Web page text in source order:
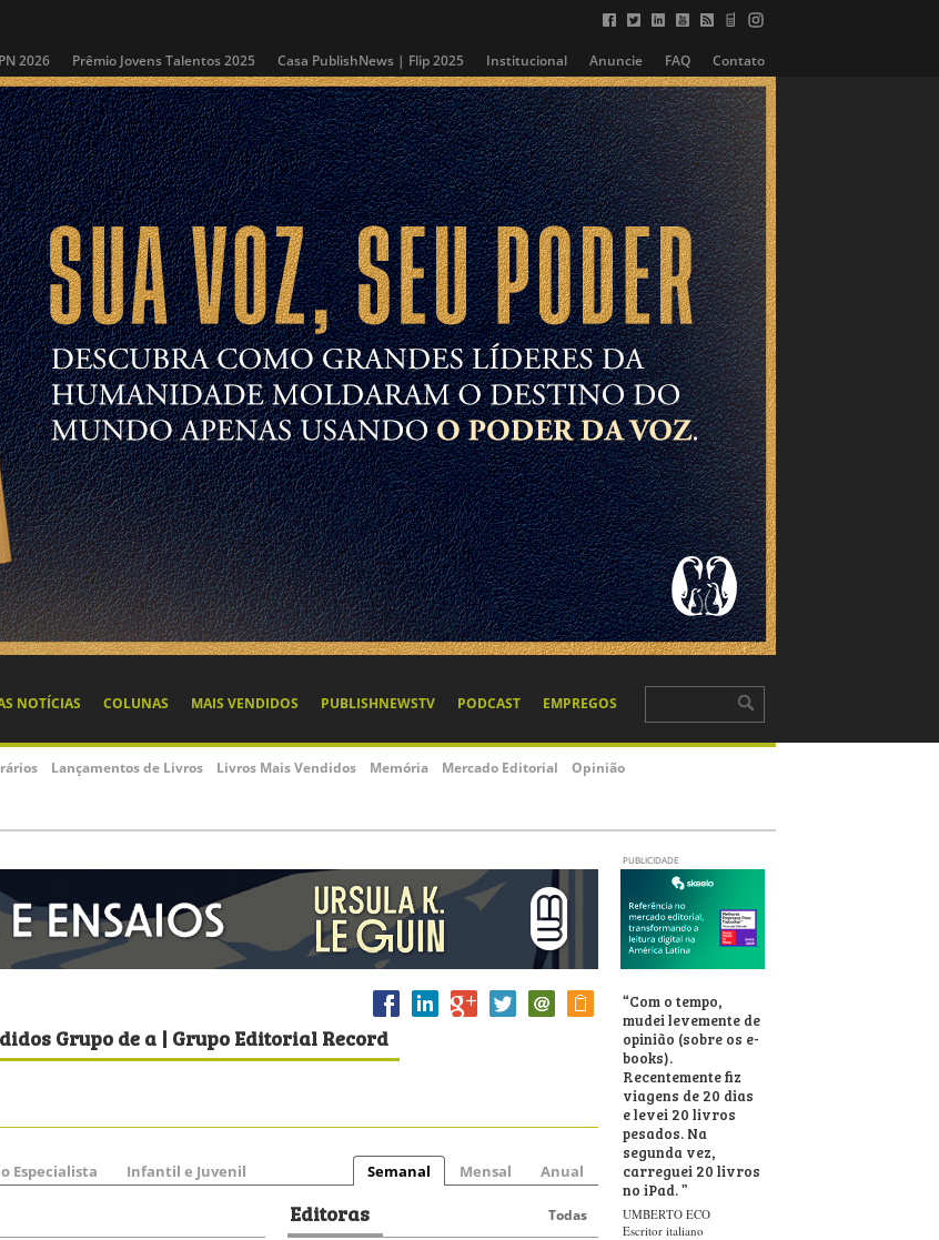
2026 Prêmio Jovens Talentos 2025 Casa PublishNews | Flip 2025 Institucional Anuncie FAQ Contato
NOTÍCIAS COLUNAS MAIS VENDIDOS PUBLISHNEWSTV PODCAST EMPREGOS
Lançamentos de Livros Livros Mais Vendidos Memória Mercado Editorial Opinião
PUBLICIDADE
Grupo de a | Grupo Editorial Record
Especialista Infantil e Juvenil Semanal Mensal Anual
Editoras Todas
“Com o tempo,
mudei levemente de
opinião (sobre os e-
books).
Recentemente fiz
viagens de 20 dias
e levei 20 livros
pesados. Na
segunda vez,
carreguei 20 livros
no iPad.”
UMBERTO ECO
Escritor italiano